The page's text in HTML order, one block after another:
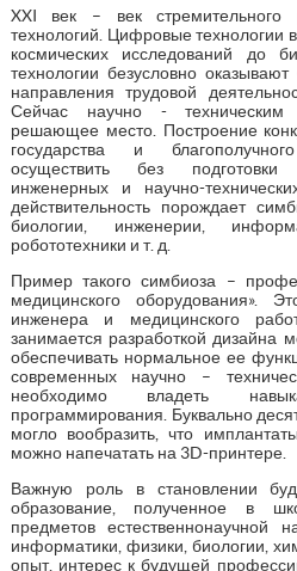
XXI век – век стремительного
технологий. Цифровые технологии
космических исследований до
технологии безусловно
направления трудовой
Сейчас научно - техническим
решающее место. Построение
государства и
осуществить без подготовки
инженерных и научно-
действительность порождает
биологии, инженерии,
робототехники и т. д.
Пример такого симбиоза –
медицинского оборудования».
инженера и медицинского
занимается разработкой дизайна
обеспечивать нормальное ее
современных научно –
необходимо владеть
программирования. Буквально
могло вообразить, что
можно напечатать на 3D-принтере.
Важную роль в становлении
образование, полученное в
предметов естественнонаучной
информатики, физики, биологии,
опыт, интерес к будущей